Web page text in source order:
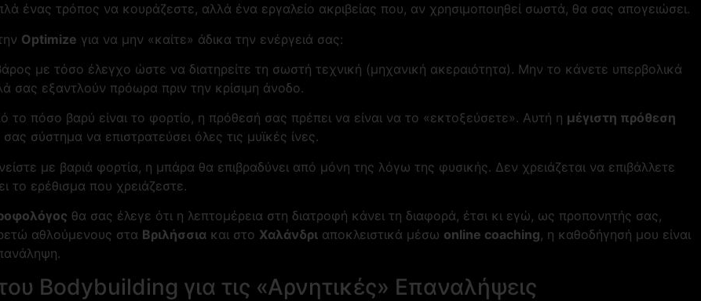
ένας τρόπος να κουράζεστε, αλλά ένα εργαλείο ακριβείας που, αν χρησιμοποιηθεί σωστά, θα σας απογειώσει.
Optimize για να μην «καίτε» άδικα την ενέργειά σας:
με τόσο έλεγχο ώστε να διατηρείτε τη σωστή τεχνική (μηχανική ακεραιότητα). Μην το κάνετε υπερβολικά
σας εξαντλούν πρόωρα πριν την κρίσιμη άνοδο.
το πόσο βαρύ είναι το φορτίο, η πρόθεσή σας πρέπει να είναι να το «εκτοξεύσετε». Αυτή η μέγιστη πρόθεση
σύστημα να επιστρατεύσει όλες τις μυϊκές ίνες.
με βαριά φορτία, η μπάρα θα επιβραδύνει από μόνη της λόγω της φυσικής. Δεν χρειάζεται να επιβάλλετε
το ερέθισμα που χρειάζεστε.
θα σας έλεγε ότι η λεπτομέρεια στη διατροφή κάνει τη διαφορά, έτσι κι εγώ, ως προπονητής σας,
αθλούμενους στα Βριλήσσια και στο Χαλάνδρι αποκλειστικά μέσω online coaching, η καθοδήγησή μου είναι
Bodybuilding για τις «Αρνητικές» Επαναλήψεις